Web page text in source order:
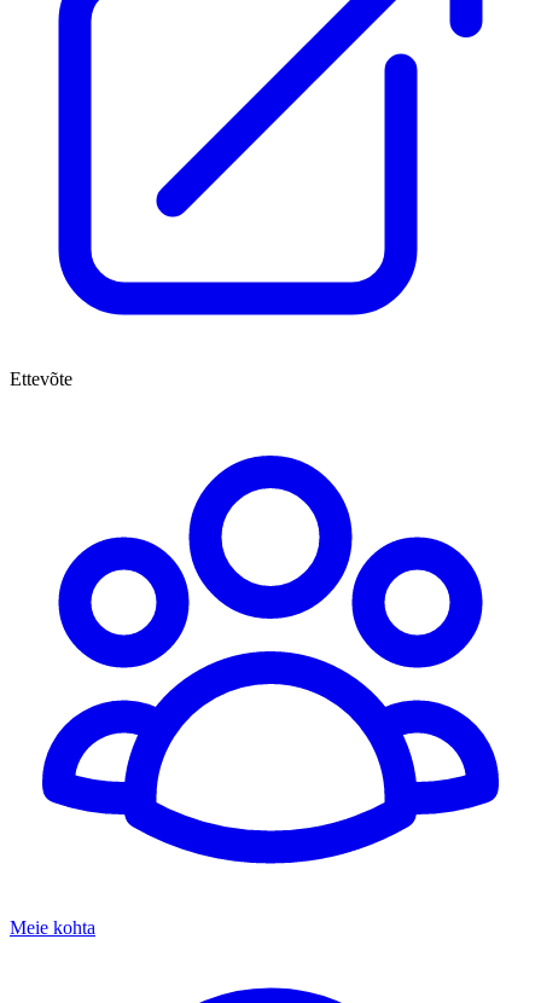
Ettevõte
Meie kohta